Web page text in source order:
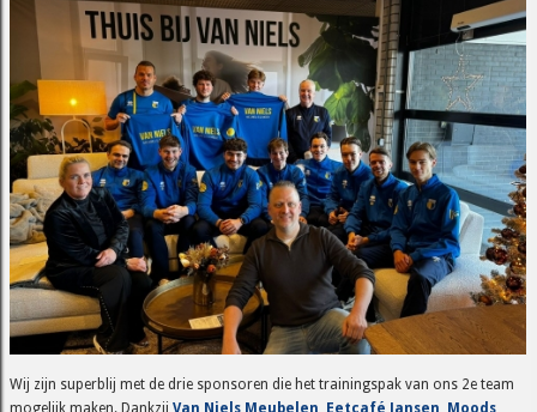
Wij zijn superblij met de drie sponsoren die het trainingspak van ons 2e team
mogelijk maken. DankzijVan Niels Meubelen Eetcafé Jansen Moods